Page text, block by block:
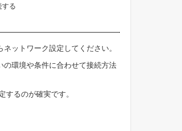
る
ットワーク設定してください。
環境や条件に合わせて接続方法
るのが確実です。